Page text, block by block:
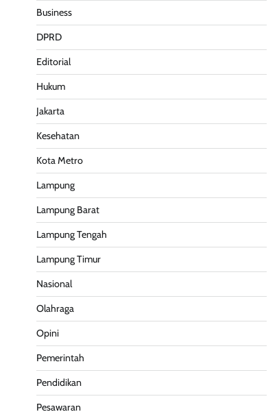
Business
DPRD
Editorial
Hukum
Jakarta
Kesehatan
Kota Metro
Lampung
Lampung Barat
Lampung Tengah
Lampung Timur
Nasional
Olahraga
Opini
Pemerintah
Pendidikan
Pesawaran